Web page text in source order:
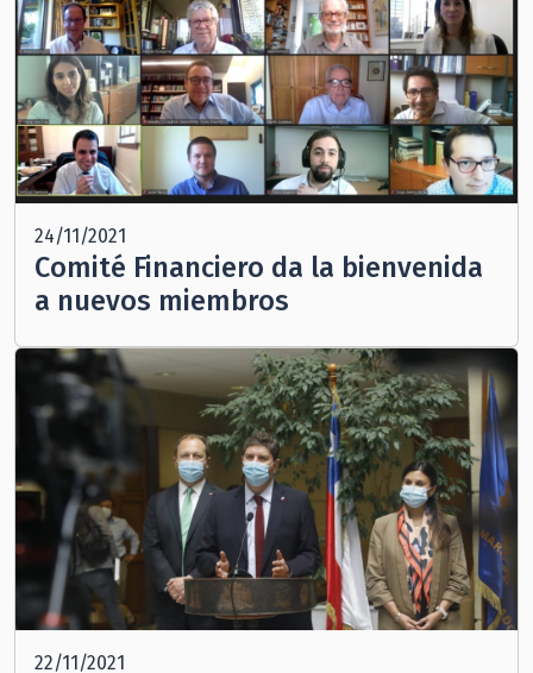
24/11/2021
Comité Financiero da la bienvenida
a nuevos miembros
22/11/2021